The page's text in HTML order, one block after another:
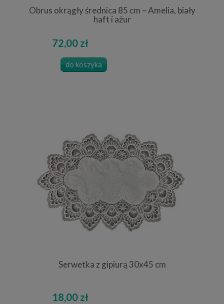
Obrus okrągły średnica 85 cm – Amelia, biały
haft i ażur
72,00 zł
do koszyka
Serwetka z gipiurą 30x45 cm
18,00 zł